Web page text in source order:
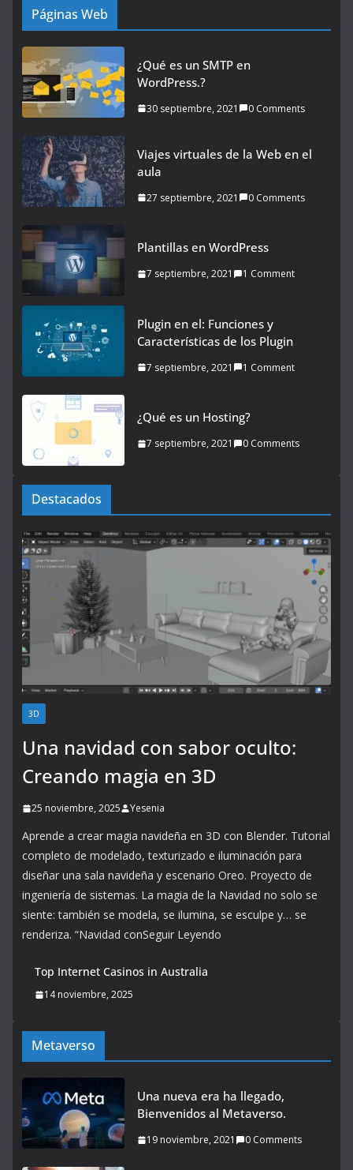
Páginas Web
¿Qué es un SMTP en
WordPress.?
30 septiembre, 2021 0 Comments
Viajes virtuales de la Web en el
aula
27 septiembre, 2021 0 Comments
Plantillas en WordPress
7 septiembre, 2021 1 Comment
Plugin en el: Funciones y
Características de los Plugin
7 septiembre, 2021 1 Comment
¿Qué es un Hosting?
7 septiembre, 2021 0 Comments
Destacados
3D
Una navidad con sabor oculto:
Creando magia en 3D
25 noviembre, 2025 Yesenia
Aprende a crear magia navideña en 3D con Blender. Tutorial
completo de modelado, texturizado e iluminación para
diseñar una sala navideña y escenario Oreo. Proyecto de
ingeniería de sistemas. La magia de la Navidad no solo se
siente: también se modela, se ilumina, se esculpe y… se
renderiza. “Navidad conSeguir Leyendo
Top Internet Casinos in Australia
14 noviembre, 2025
Metaverso
Una nueva era ha llegado,
Bienvenidos al Metaverso.
19 noviembre, 2021 0 Comments